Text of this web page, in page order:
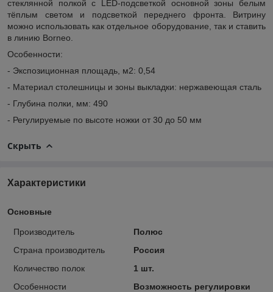
стеклянной полкой с LED-подсветкой основной зоны белым
тёплым светом и подсветкой переднего фронта. Витрину
можно использовать как отдельное оборудование, так и ставить
в линию Borneo.
Особенности:
- Экспозиционная площадь, м2: 0,54
- Материал столешницы и зоны выкладки: нержавеющая сталь
- Глубина полки, мм: 490
- Регулируемые по высоте ножки от 30 до 50 мм
Скрыть
Характеристики
Основные
Производитель
Полюс
Страна производитель
Россия
Количество полок
1 шт.
Особенности
Возможность регулировки